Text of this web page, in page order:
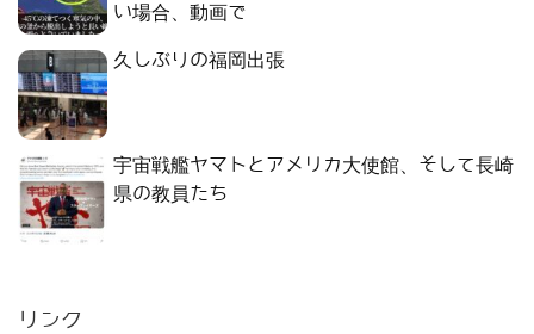
い場合、動画で
久しぶりの福岡出張
宇宙戦艦ヤマトとアメリカ大使館、そして長崎
県の教員たち
リンク